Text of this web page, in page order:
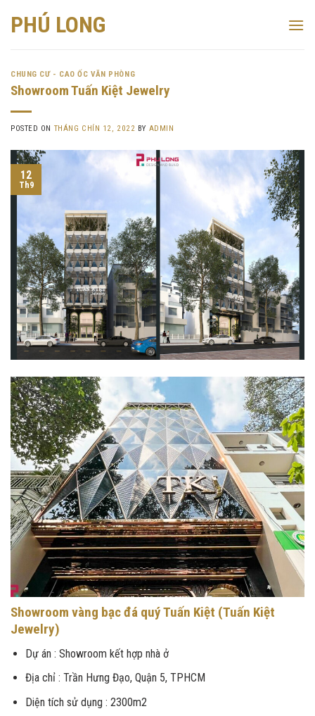
PHÚ LONG
CHUNG CƯ - CAO ỐC VĂN PHÒNG
Showroom Tuấn Kiệt Jewelry
POSTED ON THÁNG CHÍN 12, 2022 BY ADMIN
12
Th9
Showroom vàng bạc đá quý Tuấn Kiệt (Tuấn Kiệt
Jewelry)
Dự án : Showroom kết hợp nhà ở
Địa chỉ : Trần Hưng Đạo, Quận 5, TPHCM
Diện tích sử dụng : 2300m2